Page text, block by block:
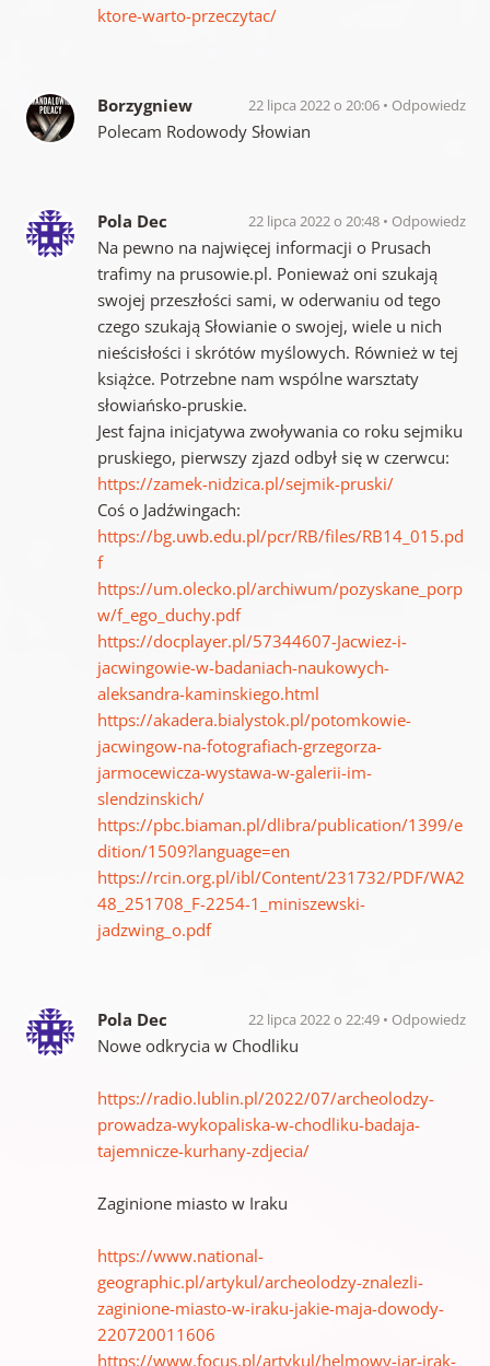
ktore-warto-przeczytac/
Borzygniew 22 lipca 2022 o 20:06 Odpowiedz
Polecam Rodowody Słowian
Pola Dec 22 lipca 2022 o 20:48 Odpowiedz
Na pewno na najwięcej informacji o Prusach
trafimy na prusowie.pl. Ponieważ oni szukają
swojej przeszłości sami, w oderwaniu od tego
czego szukają Słowianie o swojej, wiele u nich
nieścisłości i skrótów myślowych. Również w tej
książce. Potrzebne nam wspólne warsztaty
słowiańsko-pruskie.
Jest fajna inicjatywa zwoływania co roku sejmiku
pruskiego, pierwszy zjazd odbył się w czerwcu:
https://zamek-nidzica.pl/sejmik-pruski/
Coś o Jadźwingach:
https://bg.uwb.edu.pl/pcr/RB/files/RB14_015.pd
f
https://um.olecko.pl/archiwum/pozyskane_porp
w/f_ego_duchy.pdf
https://docplayer.pl/57344607-Jacwiez-i-
jacwingowie-w-badaniach-naukowych-
aleksandra-kaminskiego.html
https://akadera.bialystok.pl/potomkowie-
jacwingow-na-fotografiach-grzegorza-
jarmocewicza-wystawa-w-galerii-im-
slendzinskich/
https://pbc.biaman.pl/dlibra/publication/1399/e
dition/1509?language=en
https://rcin.org.pl/ibl/Content/231732/PDF/WA2
48_251708_F-2254-1_miniszewski-
jadzwing_o.pdf
Pola Dec 22 lipca 2022 o 22:49 Odpowiedz
Nowe odkrycia w Chodliku
https://radio.lublin.pl/2022/07/archeolodzy-
prowadza-wykopaliska-w-chodliku-badaja-
tajemnicze-kurhany-zdjecia/
Zaginione miasto w Iraku
https://www.national-
geographic.pl/artykul/archeolodzy-znalezli-
zaginione-miasto-w-iraku-jakie-maja-dowody-
220720011606
https://www.focus.pl/artykul/helmowy-jar-irak-